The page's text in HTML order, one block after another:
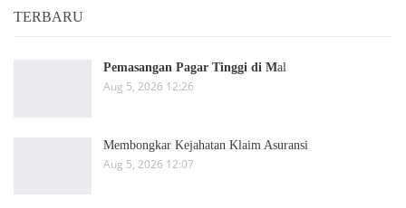
TERBARU
Pemasangan Pagar Tinggi di Mal
Aug 5, 2026 12:26
Membongkar Kejahatan Klaim Asuransi
Aug 5, 2026 12:07